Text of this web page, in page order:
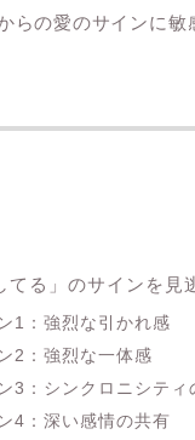
の愛のサインに敏
てる」のサインを見
1：強烈な引かれ感
2：強烈な一体感
3：シンクロニシティ
4：深い感情の共有